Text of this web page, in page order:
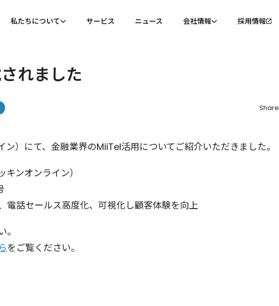
私たちについて
代表メッセージ
サービス ニュース 会社情報 採用情報
れました
Share
ン）にて、金融業界のMiiTel活用についてご紹介いただきました。
キンオンライン）
電話セールス高度化、可視化し顧客体験を向上
。
をご覧ください。